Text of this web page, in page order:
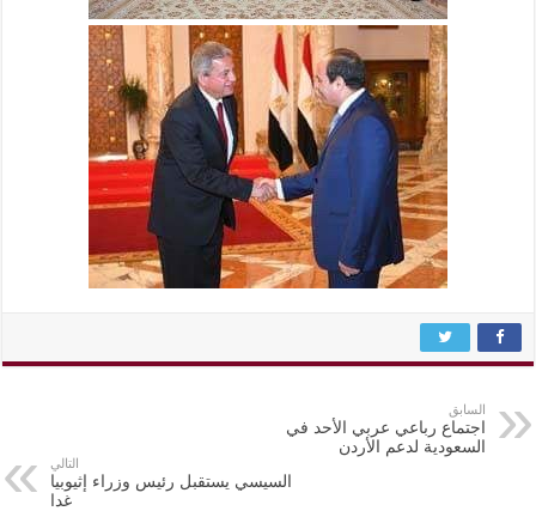
السابق
اجتماع رباعي عربي الأحد في
السعودية لدعم الأردن
التالي
السيسي يستقبل رئيس وزراء إثيوبيا
غدا